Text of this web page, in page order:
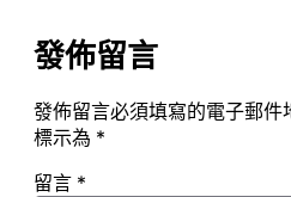
發佈留言
發佈留言必須填寫的電子郵件
標示為 *
留言 *